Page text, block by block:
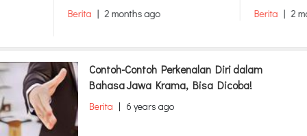
Berita | 2 months ago Berita | 2
Contoh-Contoh Perkenalan Diri dalam
Bahasa Jawa Krama, Bisa Dicoba!
Berita | 6 years ago